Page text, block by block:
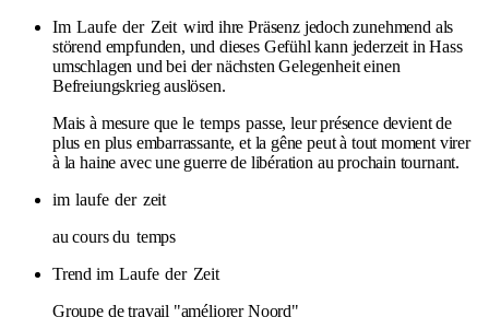
Im Laufe der Zeit wird ihre Präsenz jedoch zunehmend als
störend empfunden, und dieses Gefühl kann jederzeit in Hass
umschlagen und bei der nächsten Gelegenheit einen
Befreiungskrieg auslösen.
Mais à mesure que le temps passe, leur présence devient de
plus en plus embarrassante, et la gêne peut à tout moment virer
à la haine avec une guerre de libération au prochain tournant.
im laufe der zeit
au cours du temps
Trend im Laufe der Zeit
Groupe de travail "améliorer Noord"